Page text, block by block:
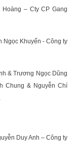
– Cty CP Gang
Ngọc Khuyến - Công ty
& Trương Ngọc Dũng
Chung & Nguyễn Chí
Duy Anh – Công ty